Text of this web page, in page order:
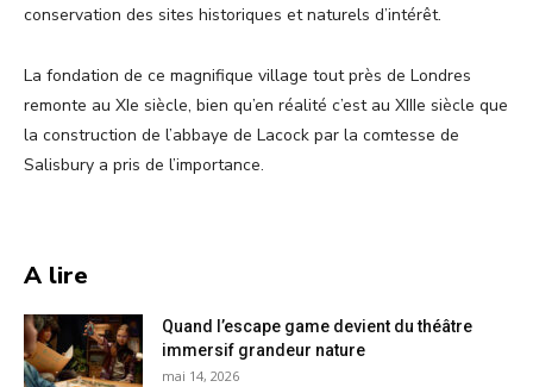
conservation des sites historiques et naturels d’intérêt.
La fondation de ce magnifique village tout près de Londres
remonte au XIe siècle, bien qu’en réalité c’est au XIIIe siècle que
la construction de l’abbaye de Lacock par la comtesse de
Salisbury a pris de l’importance.
A lire
Quand l’escape game devient du théâtre
immersif grandeur nature
mai 14, 2026